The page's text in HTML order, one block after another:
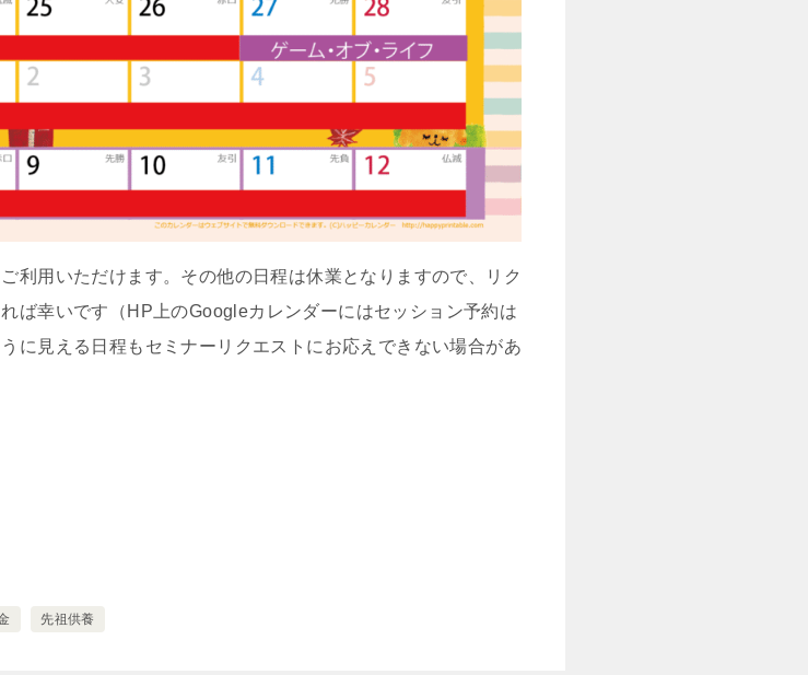
利用いただけます。その他の日程は休業となりますので、リク
ば幸いです（HP上のGoogleカレンダーにはセッション予約は
に見える日程もセミナーリクエストにお応えできない場合があ
先祖供養